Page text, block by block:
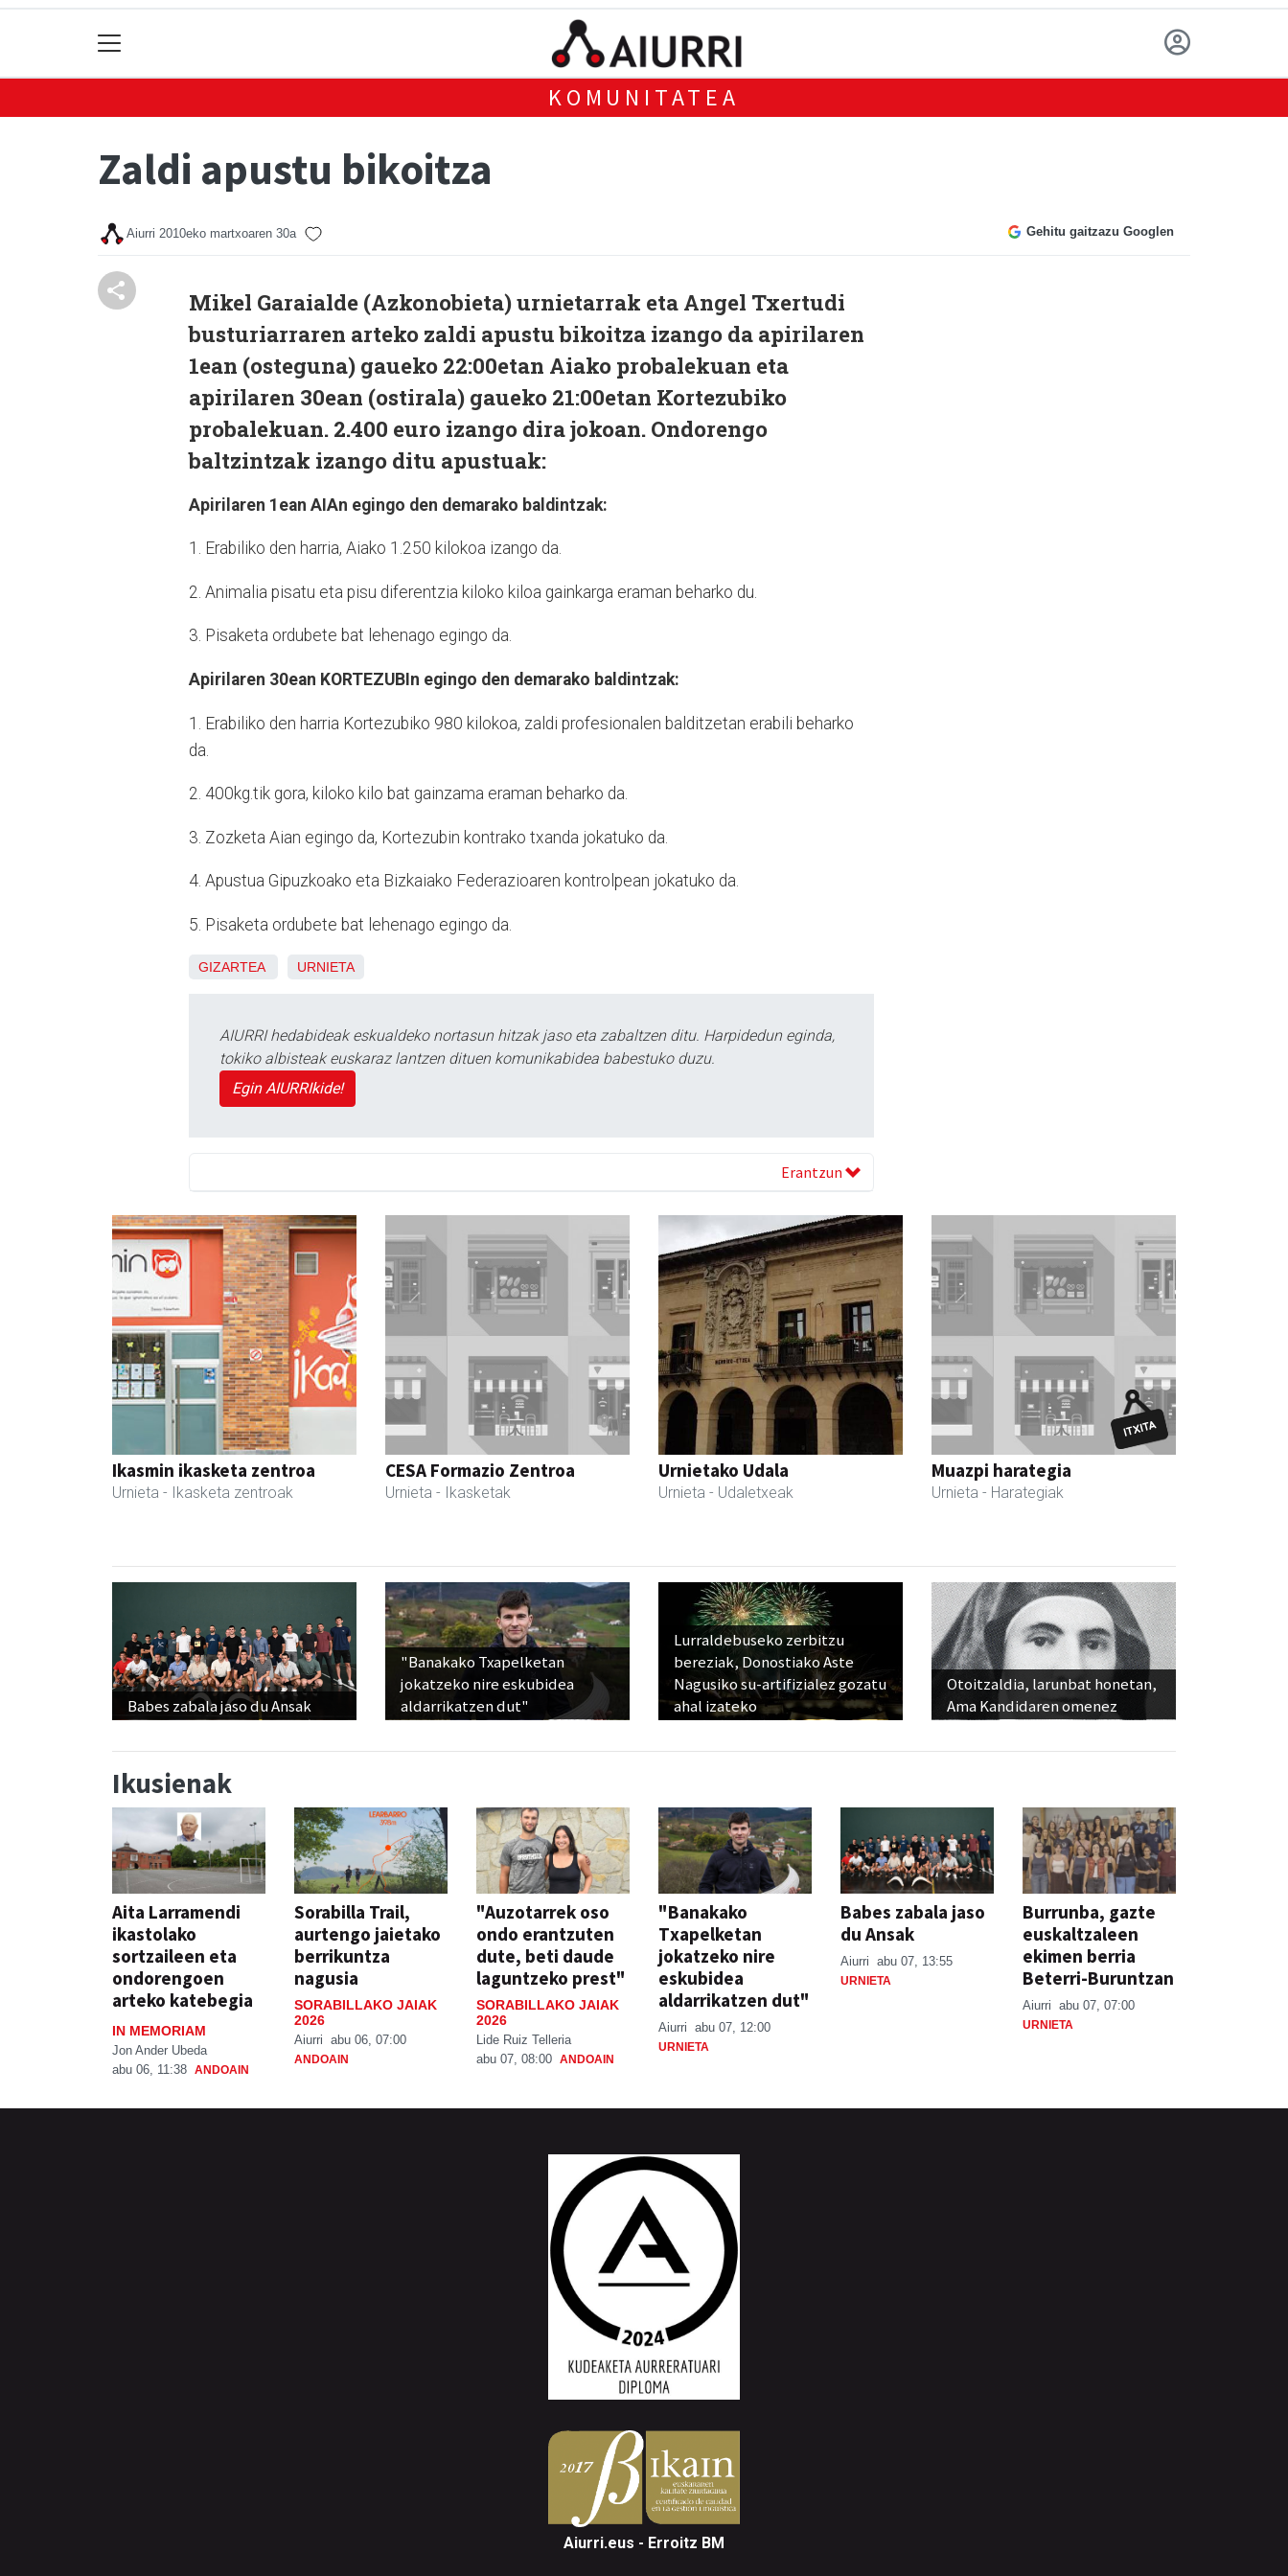
KOMUNITATEA
Zaldi apustu bikoitza
Aiurri 2010eko martxoaren 30a Gehitu gaitzazu Googlen
Mikel Garaialde (Azkonobieta)urnietarrak eta Angel Txertudi
busturiarraren arteko zaldi apustu bikoitza izango da apirilaren
1ean (osteguna) gaueko 22:00etan Aiako probalekuan eta
apirilaren 30ean (ostirala) gaueko 21:00etan Kortezubiko
probalekuan. 2.400 euro izango dira jokoan. Ondorengo
baltzintzak izango ditu apustuak:
Apirilaren 1ean AIAn egingo den demarako baldintzak:
1. Erabiliko den harria, Aiako 1.250 kilokoa izango da.
2. Animalia pisatu eta pisu diferentzia kiloko kiloa gainkarga eraman beharko du.
3. Pisaketa ordubete bat lehenago egingo da.
Apirilaren 30ean KORTEZUBIn egingo den demarako baldintzak:
1. Erabiliko den harria Kortezubiko 980 kilokoa, zaldi profesionalen balditzetan erabili beharko
da.
2. 400kg.tik gora, kiloko kilo bat gainzama eraman beharko da.
3. Zozketa Aian egingo da, Kortezubin kontrako txanda jokatuko da.
4. Apustua Gipuzkoako eta Bizkaiako Federazioaren kontrolpean jokatuko da.
5. Pisaketa ordubete bat lehenago egingo da.
GIZARTEA URNIETA
AIURRI hedabideak eskualdeko nortasun hitzak jaso eta zabaltzen ditu. Harpidedun eginda,
tokiko albisteak euskaraz lantzen dituen komunikabidea babestuko duzu.
Egin AIURRIkide!
Erantzun
Ikasmin ikasketa zentroa
Urnieta - Ikasketa zentroak
CESA Formazio Zentroa
Urnieta - Ikasketak
Urnietako Udala
Urnieta - Udaletxeak
Muazpi harategia
Urnieta - Harategiak
Babes zabala jaso du Ansak
"Banakako Txapelketan
jokatzeko nire eskubidea
aldarrikatzen dut"
Lurraldebuseko zerbitzu
bereziak, Donostiako Aste
Nagusiko su-artifizialez gozatu
ahal izateko
Otoitzaldia, larunbat honetan,
Ama Kandidaren omenez
Ikusienak
Aita Larramendi
ikastolako
sortzaileen eta
ondorengoen
arteko katebegia
IN MEMORIAM
Jon Ander Ubeda
abu 06, 11:38 ANDOAIN
Sorabilla Trail,
aurtengo jaietako
berrikuntza
nagusia
SORABILLAKO JAIAK
2026
Aiurri abu 06, 07:00
ANDOAIN
"Auzotarrek oso
ondo erantzuten
dute, beti daude
laguntzeko prest"
SORABILLAKO JAIAK
2026
Lide Ruiz Telleria
abu 07, 08:00 ANDOAIN
"Banakako
Txapelketan
jokatzeko nire
eskubidea
aldarrikatzen dut"
Aiurri abu 07, 12:00
URNIETA
Babes zabala jaso
du Ansak
Aiurri abu 07, 13:55
URNIETA
Burrunba, gazte
euskaltzaleen
ekimen berria
Beterri-Buruntzan
Aiurri abu 07, 07:00
URNIETA
Aiurri.eus - Erroitz BM